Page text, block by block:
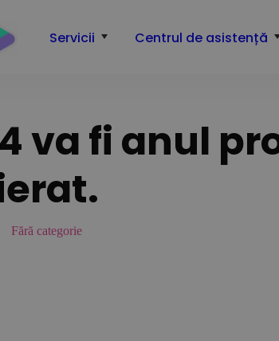
Servicii Centrul de asistență
va fi anul
Fără categorie